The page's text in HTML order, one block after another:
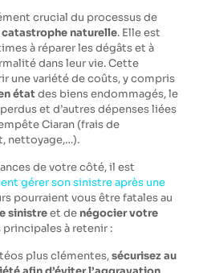
crucial du processus de
catastrophe naturelle. Elle est
à réparer les dégâts et à
dans leur vie. Cette
une variété de coûts, y compris
étatdes biens endommagés, le
et d’autres dépenses liées
Ciaran (frais de
nettoyage,…).
de votre côté, il est
gérer son sinistre après une
pourraient vous être fatales au
sinistreet de négocier votre
principales à retenir :
plus clémentes,sécurisez au